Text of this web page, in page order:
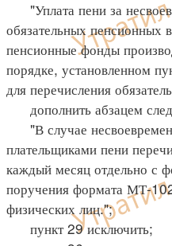
"Уплата пени за
обязательных пенсионных
пенсионные фонды
порядке, установленном
для перечисления
дополнить абзацем
"В случае
плательщиками пени
каждый месяц отдельно с
поручения формата МТ-
физических лиц.";
пункт 29 исключить;